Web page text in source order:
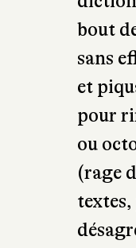
bout
sans
et
pour
ou
(rage